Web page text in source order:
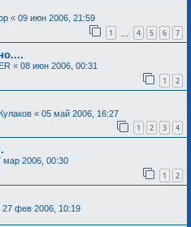
« 09 июн 2006, 21:59
1 4 5 6 7
« 08 июн 2006, 00:31
1 2
« 05 май 2006, 16:27
1 2 3 4
мар 2006, 00:30
1 2
27 фев 2006, 10:19